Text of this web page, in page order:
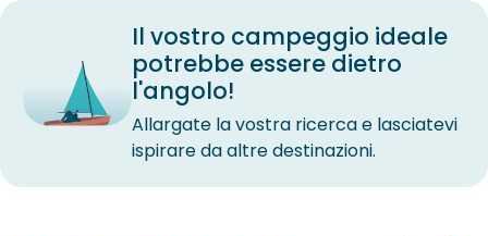
Il vostro campeggio ideale
potrebbe essere dietro
l'angolo!
Allargate la vostra ricerca e lasciatevi
ispirare da altre destinazioni.